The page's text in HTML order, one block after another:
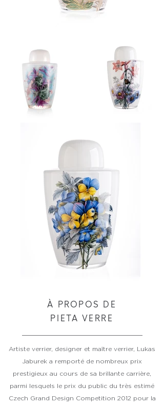
À PROPOS DE
PIETA VERRE
Artiste verrier, designer et maître verrier, Lukas
Jaburek a remporté de nombreux prix
prestigieux au cours de sa brillante carrière,
parmi lesquels le prix du public du très estimé
Czech Grand Design Competition 2012 pour la